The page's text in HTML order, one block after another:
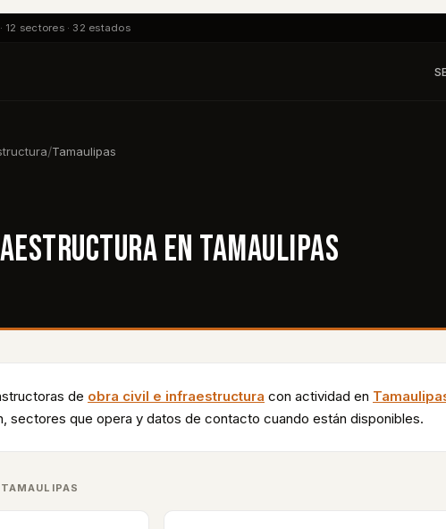
12 sectores · 32 estados
/Tamaulipas
EN TAMAULIPAS
s de obra civil e infraestructura con actividad en
sectores que opera y datos de contacto cuando están disponibles.
TAMAULIPAS